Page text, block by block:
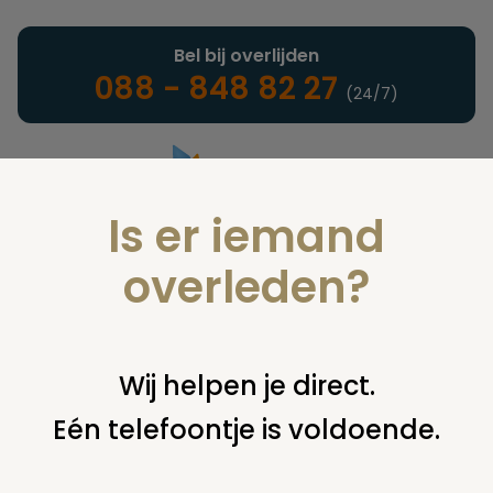
Landelijke uitvaartonderneming
Bel bij overlijden
088 - 848 82 27 (24/7)
U bent hier: home juridisch begraven grafsteen /
spullen op graf weggegooid
Is er iemand
overleden?
Wij helpen je direct.
Eén telefoontje is voldoende.